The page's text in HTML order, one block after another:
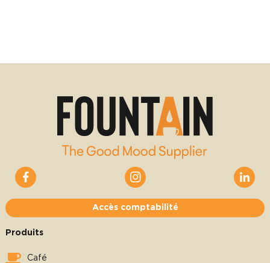
Accès comptabilité
Produits
Café